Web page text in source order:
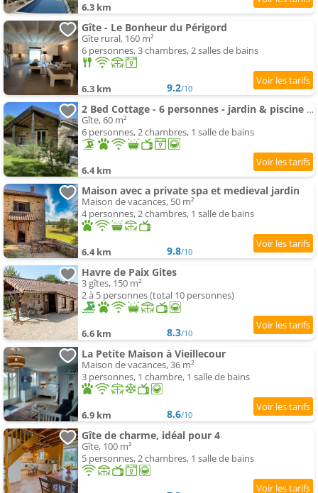
6.3 km
Gîte - Le Bonheur du Périgord
Gîte rural, 160 m²
6 personnes, 3 chambres, 2 salles de bains
6.3 km 9.2/10
2 Bed Cottage - 6 personnes - jardin & piscine Access
Gîte, 60 m²
6 personnes, 2 chambres, 1 salle de bains
6.4 km
Maison avec a private spa et medieval jardin
Maison de vacances, 50 m²
4 personnes, 2 chambres, 1 salle de bains
6.4 km 9.8/10
Havre de Paix Gites
3 gîtes, 150 m²
2 à 5 personnes (total 10 personnes)
6.6 km 8.3/10
La Petite Maison à Vieillecour
Maison de vacances, 36 m²
3 personnes, 1 chambre, 1 salle de bains
6.9 km 8.6/10
Gîte de charme, idéal pour 4
Gîte, 100 m²
5 personnes, 2 chambres, 1 salle de bains